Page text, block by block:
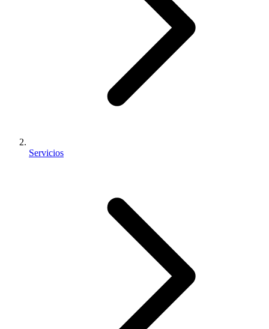
Servicios